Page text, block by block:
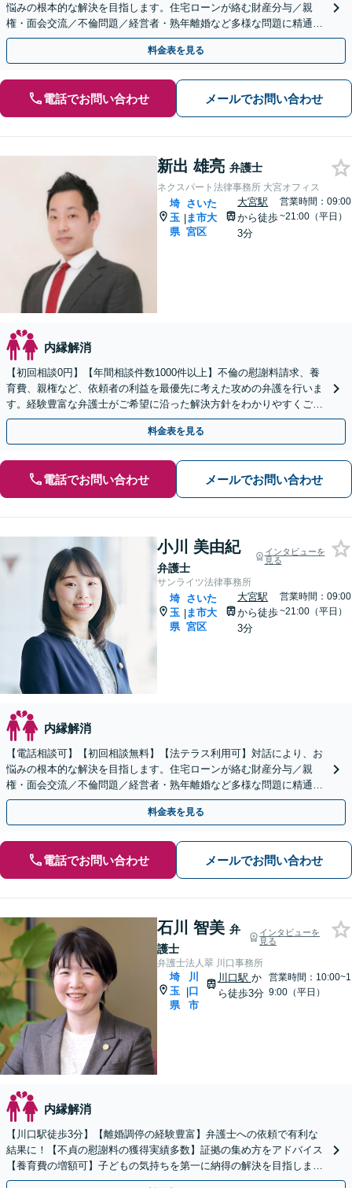
悩みの根本的な解決を目指します。住宅ローンが絡む財産分与／親
権・面会交流／不倫問題／経営者・熟年離婚など多様な問題に精通。
協議・調停・裁判の実績多数あり【完全個室】【大宮駅3分】
料金表を見る
電話でお問い合わせ メールでお問い合わせ
新出 雄亮 弁護士
ネクスパート法律事務所 大宮オフィス
埼
玉
県
|
さいた
ま市大
宮区
大宮駅
から徒歩
3分
営業時間：09:00
~21:00（平日）
内縁解消
【初回相談0円】【年間相談件数1000件以上】不倫の慰謝料請求、養
育費、親権など、依頼者の利益を最優先に考えた攻めの弁護を行いま
す。経験豊富な弁護士がご希望に沿った解決方針をわかりやすくご提
案します。お気軽にお問合せ下さい。
料金表を見る
電話でお問い合わせ メールでお問い合わせ
小川 美由紀
弁護士
インタビューを
見る
サンライツ法律事務所
埼
玉
県
|
さいた
ま市大
宮区
大宮駅
から徒歩
3分
営業時間：09:00
~21:00（平日）
内縁解消
【電話相談可】【初回相談無料】【法テラス利用可】対話により、お
悩みの根本的な解決を目指します。住宅ローンが絡む財産分与／親
権・面会交流／不倫問題／経営者・熟年離婚など多様な問題に精通。
協議・調停・裁判の実績多数あり【完全個室】【大宮駅3分】
料金表を見る
電話でお問い合わせ メールでお問い合わせ
石川 智美 弁
護士
インタビューを
見る
弁護士法人翠 川口事務所
埼
玉
県
|
川
口
市
川口駅 か
ら徒歩3分
営業時間：10:00~1
9:00（平日）
内縁解消
【川口駅徒歩3分】【離婚調停の経験豊富】弁護士への依頼で有利な
結果に！【不貞の慰謝料の獲得実績多数】証拠の集め方をアドバイス
【養育費の増額可】子どもの気持ちを第一に納得の解決を目指しま
す。【子連れ相談OK】初回面談は無料です。